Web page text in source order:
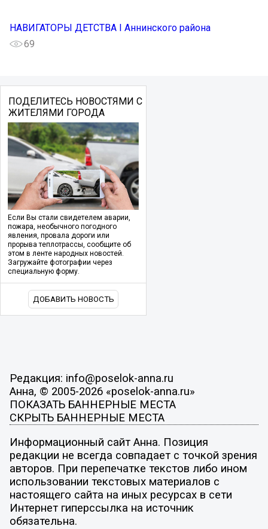
НАВИГАТОРЫ ДЕТСТВА I Аннинского района
69
ПОДЕЛИТЕСЬ НОВОСТЯМИ С
ЖИТЕЛЯМИ ГОРОДА
Если Вы стали свидетелем аварии,
пожара, необычного погодного
явления, провала дороги или
прорыва теплотрассы, сообщите об
этом в ленте народных новостей.
Загружайте фотографии через
специальную форму.
ДОБАВИТЬ НОВОСТЬ
Редакция: info@poselok-anna.ru
Анна, © 2005-2026 «poselok-anna.ru»
ПОКАЗАТЬ БАННЕРНЫЕ МЕСТА
СКРЫТЬ БАННЕРНЫЕ МЕСТА
Информационный сайт Анна. Позиция
редакции не всегда совпадает с точкой зрения
авторов. При перепечатке текстов либо ином
использовании текстовых материалов с
настоящего сайта на иных ресурсах в сети
Интернет гиперссылка на источник
обязательна.